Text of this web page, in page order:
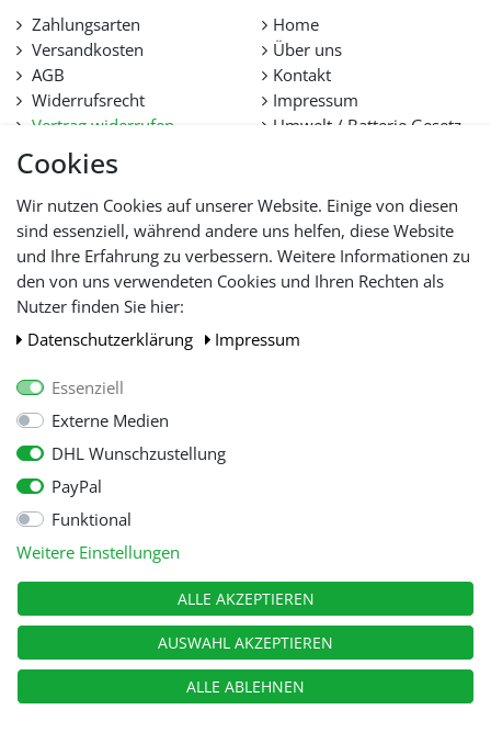
Cookies
Wir nutzen Cookies auf unserer Website. Einige von diesen
sind essenziell, während andere uns helfen, diese Website
und Ihre Erfahrung zu verbessern. Weitere Informationen zu
den von uns verwendeten Cookies und Ihren Rechten als
Nutzer finden Sie hier:
Daten­schutz­erklärung
Impressum
Essenziell
Externe Medien
DHL Wunschzustellung
PayPal
Funktional
Weitere Einstellungen
ALLE AKZEPTIEREN
AUSWAHL AKZEPTIEREN
ALLE ABLEHNEN
Zahlungsarten
Versandkosten
AGB
Widerrufsrecht
Vertrag widerrufen
Datenschutz
Hilfe
Lieferfristen und
Lieferbeschränkung
Home
Über uns
Kontakt
Impressum
Umwelt / Batterie Gesetz
WIR AKZEPTIEREN
© Copyright 2026 Tooltraders GmbH. Alle Rechte vorbehalten